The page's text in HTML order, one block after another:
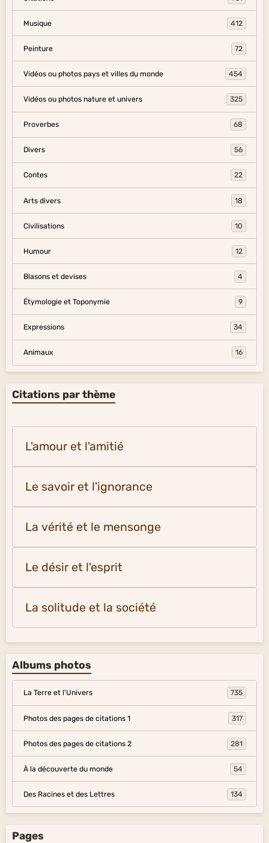
Musique 412
Peinture 72
Vidéos ou photos pays et villes du monde 454
Vidéos ou photos nature et univers 325
Proverbes 68
Divers 56
Contes 22
Arts divers 18
Civilisations 10
Humour 12
Blasons et devises 4
Étymologie et Toponymie 9
Expressions 34
Animaux 16
Citations par thème
L'amour et l'amitié
Le savoir et l'ignorance
La vérité et le mensonge
Le désir et l'esprit
La solitude et la société
Albums photos
La Terre et l'Univers 735
Photos des pages de citations 1 317
Photos des pages de citations 2 281
À la découverte du monde 54
Des Racines et des Lettres 134
Pages